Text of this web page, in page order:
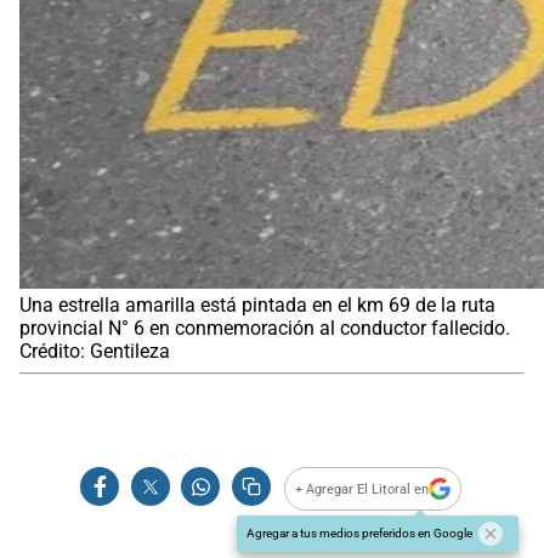
Una estrella amarilla está pintada en el km 69 de la ruta
provincial N° 6 en conmemoración al conductor fallecido.
Crédito: Gentileza
+ Agregar El Litoral en
Agregar a tus medios preferidos en Google